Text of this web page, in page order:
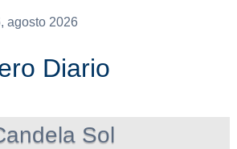
agosto 2026
Diario
Sol